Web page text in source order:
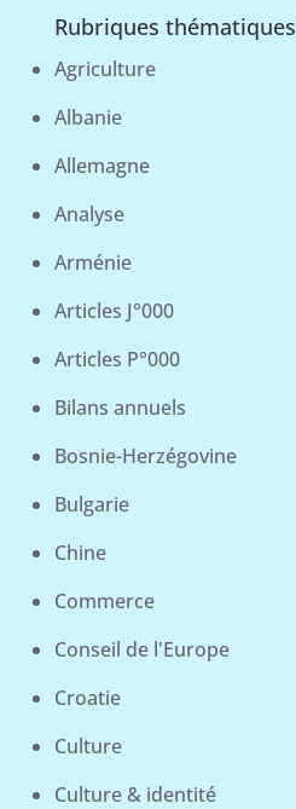
Rubriques thématiques
Agriculture
Albanie
Allemagne
Analyse
Arménie
Articles J°000
Articles P°000
Bilans annuels
Bosnie-Herzégovine
Bulgarie
Chine
Commerce
Conseil de l'Europe
Croatie
Culture
Culture & identité